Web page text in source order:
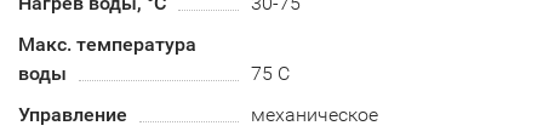
Макс. температура
воды
75 С
Управление
механическое